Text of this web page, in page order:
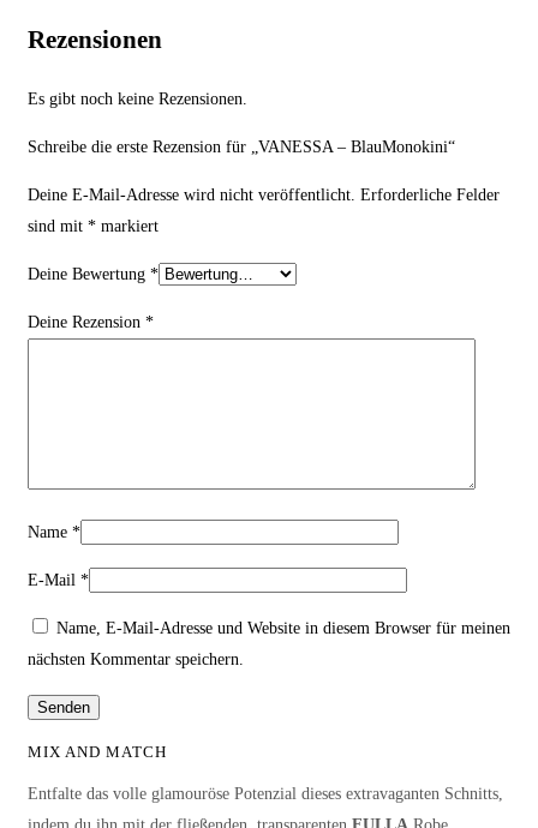
Rezensionen
Es gibt noch keine Rezensionen.
Schreibe die erste Rezension für „VANESSA – BlauMonokini“
Deine E-Mail-Adresse wird nicht veröffentlicht. Erforderliche Felder
sind mit * markiert
Deine Bewertung *
Deine Rezension *
Name *
E-Mail *
Name, E-Mail-Adresse und Website in diesem Browser für meinen
nächsten Kommentar speichern.
MIX AND MATCH
Entfalte das volle glamouröse Potenzial dieses extravaganten Schnitts,